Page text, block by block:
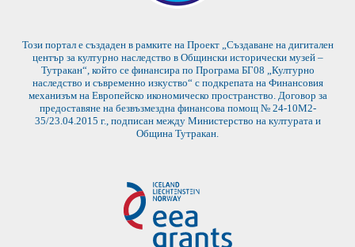
Този портал е създаден в рамките на Проект „Създаване на дигитален
център за културно наследство в Общински исторически музей –
Тутракан“, който се финансира по Програма БГ08 „Културно
наследство и съвременно изкуство“ с подкрепата на Финансовия
механизъм на Европейско икономическо пространство. Договор за
предоставяне на безвъзмездна финансова помощ № 24-10М2-
35/23.04.2015 г., подписан между Министерство на културата и
Община Тутракан.